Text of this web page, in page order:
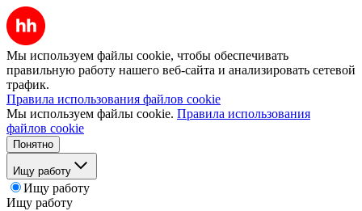
Мы используем файлы cookie, чтобы обеспечивать
правильную работу нашего веб-сайта и анализировать сетевой
трафик.
Правила использования файлов cookie
Мы используем файлы cookie. Правила использования
файлов cookie
Понятно
Ищу работу
Ищу работу
Ищу работу